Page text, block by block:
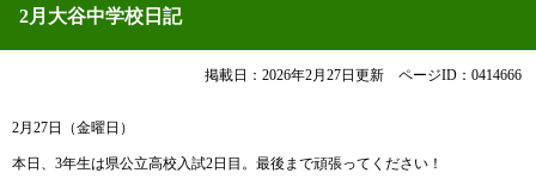
2月大谷中学校日記
掲載日：2026年2月27日更新 ページID：0414666
2月27日（金曜日）
本日、3年生は県公立高校入試2日目。最後まで頑張ってください！